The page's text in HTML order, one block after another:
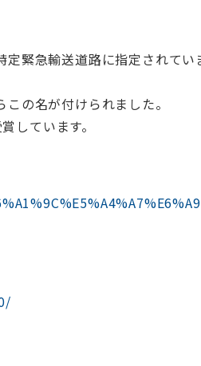
緊急輸送道路に指定されてい
の名が付けられました。
しています。